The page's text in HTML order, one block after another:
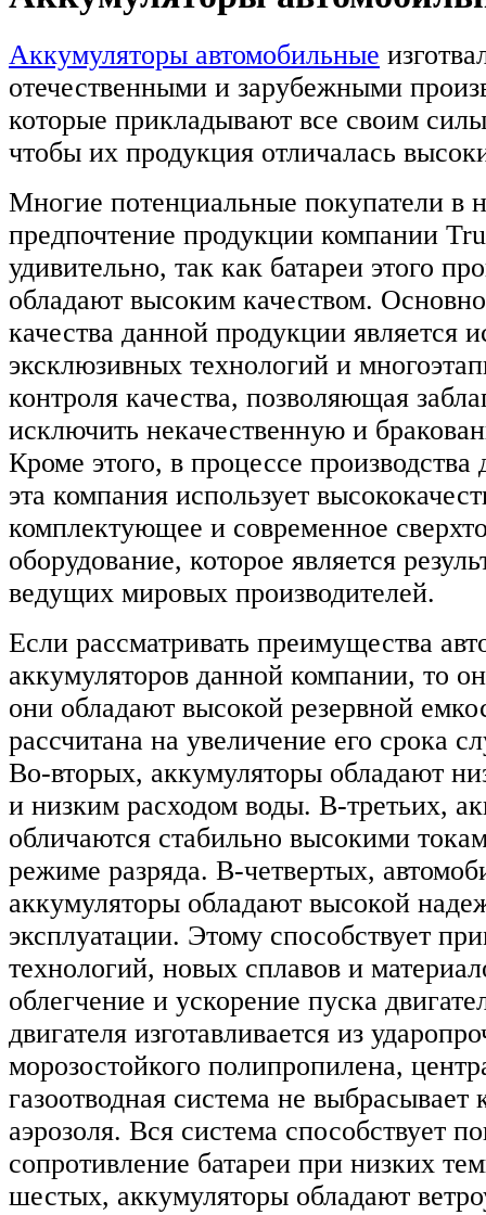
Аккумуляторы автомобильные
отечественными и зарубежными
которые прикладывают все своим
чтобы их продукция отличалась
Многие потенциальные покупатели в
предпочтение продукции компании
удивительно, так как батареи этого
обладают высоким качеством.
качества данной продукции является
эксклюзивных технологий и
контроля качества, позволяющая
исключить некачественную и
Кроме этого, в процессе
эта компания использует
комплектующее и современное
оборудование, которое является
ведущих мировых производителей.
Если рассматривать преимущества
аккумуляторов данной компании, то
они обладают высокой резервной
рассчитана на увеличение его срока
Во-вторых, аккумуляторы обладают
и низким расходом воды. В-третьих,
обличаются стабильно высокими
режиме разряда. В-четвертых,
аккумуляторы обладают высокой
эксплуатации. Этому способствует
технологий, новых сплавов и
облегчение и ускорение пуска
двигателя изготавливается из
морозостойкого полипропилена,
газоотводная система не выбрасывает
аэрозоля. Вся система способствует
сопротивление батареи при низких
шестых, аккумуляторы обладают